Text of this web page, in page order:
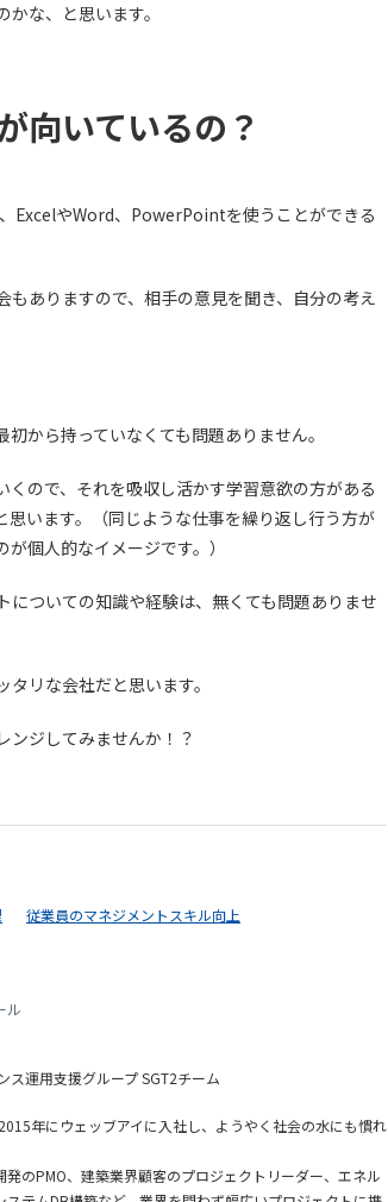
な、と思います。
向いているの？
ExcelやWord、PowerPointを使うことができる
ありますので、相手の意見を聞き、自分の考え
から持っていなくても問題ありません。
ので、それを吸収し活かす学習意欲の方がある
います。（同じような仕事を繰り返し行う方が
個人的なイメージです。）
ついての知識や経験は、無くても問題ありませ
リな会社だと思います。
ンジしてみませんか！？
従業員のマネジメントスキル向上
ル
ス運用支援グループ SGT2チーム
年にウェッブアイに入社し、ようやく社会の水にも慣れ
発のPMO、建築業界顧客のプロジェクトリーダー、エネル